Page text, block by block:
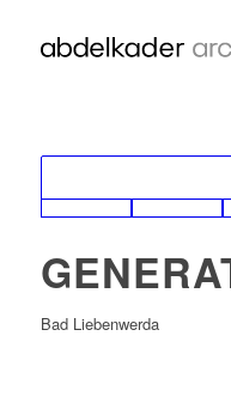
Bad Liebenwerda